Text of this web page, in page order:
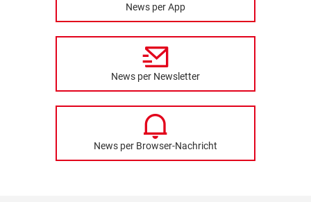
News per App
News per Newsletter
News per Browser-Nachricht